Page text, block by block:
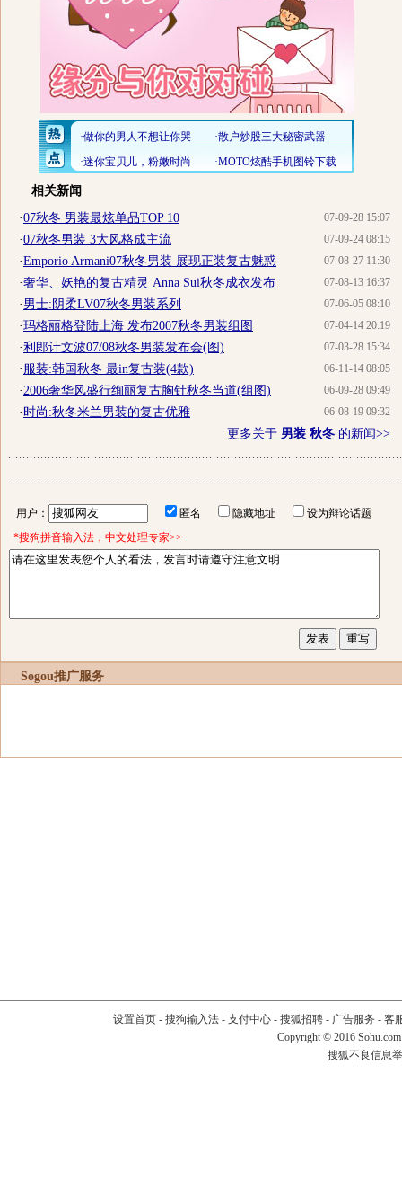
相关新闻
07-09-28 15:07
·07秋冬 男装最炫单品TOP 10
07-09-24 08:15
·07秋冬男装 3大风格成主流
07-08-27 11:30
·Emporio Armani07秋冬男装 展现正装复古魅惑
07-08-13 16:37
·奢华、妖艳的复古精灵 Anna Sui秋冬成衣发布
07-06-05 08:10
·男士:阴柔LV07秋冬男装系列
07-04-14 20:19
·玛格丽格登陆上海 发布2007秋冬男装组图
07-03-28 15:34
·利郎计文波07/08秋冬男装发布会(图)
06-11-14 08:05
·服装:韩国秋冬 最in复古装(4款)
06-09-28 09:49
·2006奢华风盛行绚丽复古胸针秋冬当道(组图)
06-08-19 09:32
·时尚:秋冬米兰男装的复古优雅
更多关于 男装 秋冬 的新闻>>
用户： 匿名 隐藏地址
设为辩论话题
*搜狗拼音输入法，中文处理专家>>
Sogou推广服务
设置首页- 搜狗输入法- 支付中心- 搜狐招聘- 广告服务 - 客
Copyright © 2016
搜狐不良信息